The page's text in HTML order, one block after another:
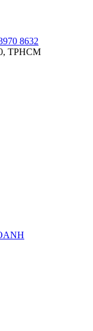
8632
TPHCM